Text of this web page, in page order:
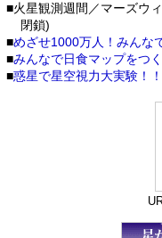
■火星観測週間／マーズウ
閉鎖)
■めざせ1000万人！みんな
■みんなで日食マップをつ
■惑星で星空視力大実験！